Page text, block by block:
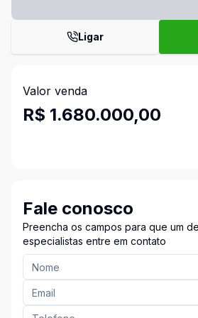
Ligar
Valor venda
R$ 1.680.000,00
Fale conosco
Preencha os campos para que um
especialistas entre em contato